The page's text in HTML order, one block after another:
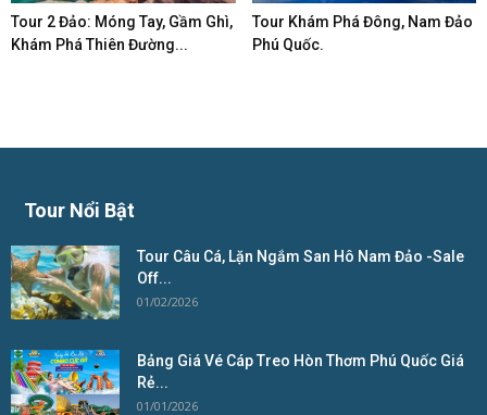
Tour 2 Đảo: Móng Tay, Gầm Ghì,
Khám Phá Thiên Đường...
Tour Khám Phá Đông, Nam Đảo
Phú Quốc.
Tour Nổi Bật
Tour Câu Cá, Lặn Ngắm San Hô Nam Đảo -Sale
Off...
01/02/2026
Bảng Giá Vé Cáp Treo Hòn Thơm Phú Quốc Giá
Rẻ...
01/01/2026